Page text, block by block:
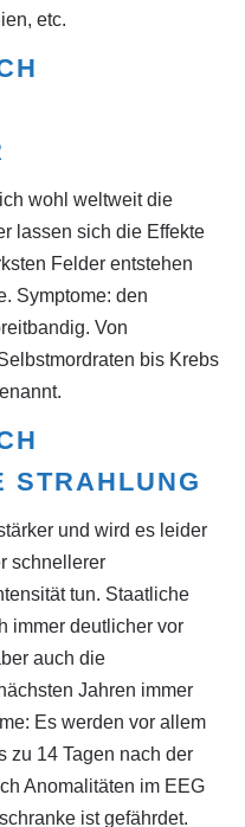
etc.
wohl weltweit die
lassen sich die Effekte
Felder entstehen
Symptome: den
Von
bis Krebs
STRAHLUNG
und wird es leider
schnellerer
tun. Staatliche
immer deutlicher vor
auch die
Jahren immer
Es werden vor allem
zu 14 Tagen nach der
Anomalitäten im EEG
ist gefährdet.